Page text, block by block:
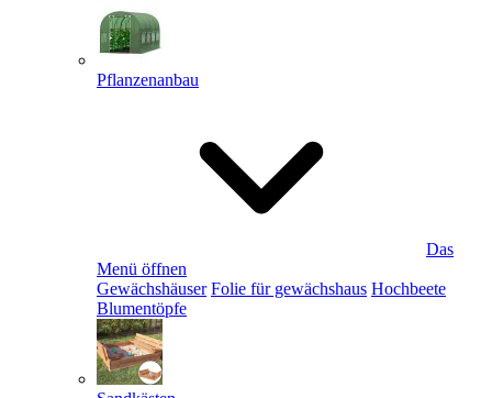
Pflanzenanbau
Das
Menü öffnen
Gewächshäuser Folie für gewächshaus Hochbeete
Blumentöpfe